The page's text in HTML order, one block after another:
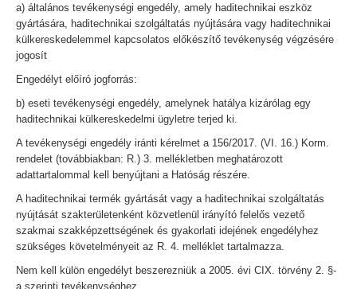
a) általános tevékenységi engedély, amely haditechnikai eszköz
gyártására, haditechnikai szolgáltatás nyújtására vagy haditechnikai
külkereskedelemmel kapcsolatos előkészítő tevékenység végzésére
jogosít
Engedélyt előíró jogforrás:
b) eseti tevékenységi engedély, amelynek hatálya kizárólag egy
haditechnikai külkereskedelmi ügyletre terjed ki.
A tevékenységi engedély iránti kérelmet a 156/2017. (VI. 16.) Korm.
rendelet (továbbiakban: R.) 3. mellékletben meghatározott
adattartalommal kell benyújtani a Hatóság részére.
A haditechnikai termék gyártását vagy a haditechnikai szolgáltatás
nyújtását szakterületenként közvetlenül irányító felelős vezető
szakmai szakképzettségének és gyakorlati idejének engedélyhez
szükséges követelményeit az R. 4. melléklet tartalmazza.
Nem kell külön engedélyt beszerezniük a 2005. évi CIX. törvény 2. §-
a szerinti tevékenységhez